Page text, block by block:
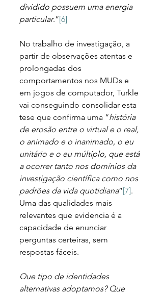
dividido possuem uma energia
particular.”[6]
No trabalho de investigação, a
partir de observações atentas e
prolongadas dos
comportamentos nos MUDs e
em jogos de computador, Turkle
vai conseguindo consolidar esta
tese que confirma uma “história
de erosão entre o virtual e o real,
o animado e o inanimado, o eu
unitário e o eu múltiplo, que está
a ocorrer tanto nos domínios da
investigação científica como nos
padrões da vida quotidiana”[7].
Uma das qualidades mais
relevantes que evidencia é a
capacidade de enunciar
perguntas certeiras, sem
respostas fáceis.
Que tipo de identidades
alternativas adoptamos? Que